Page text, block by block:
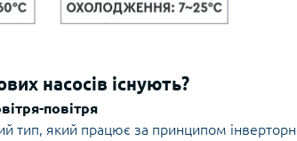
насосів існують?
повітря
тип, який працює за принципом